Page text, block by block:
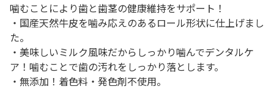
噛むことにより歯と歯茎の健康維持をサポート！
・国産天然牛皮を噛み応えのあるロール形状に仕上げまし
た。
・美味しいミルク風味だからしっかり噛んでデンタルケ
ア！噛むことで歯の汚れをしっかり落とします。
・無添加！着色料・発色剤不使用。